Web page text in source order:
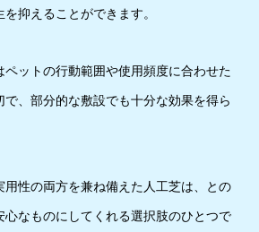
抑えることができます。
ペットの行動範囲や使用頻度に合わせた
で、部分的な敷設でも十分な効果を得ら
用性の両方を兼ね備えた人工芝は、との
心なものにしてくれる選択肢のひとつで